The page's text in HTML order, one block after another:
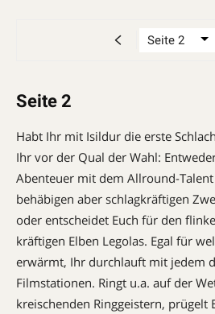
Seite 2
Habt Ihr mit Isildur die erste
Ihr vor der Qual der Wahl:
Abenteuer mit dem Allround-
behäbigen aber schlagkräftigen
oder entscheidet Euch für den
kräftigen Elben Legolas. Egal für
erwärmt, Ihr durchlauft mit jedem
Filmstationen. Ringt u.a. auf der
kreischenden Ringgeistern, prügelt